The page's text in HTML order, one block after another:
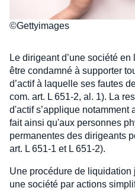
©Gettyimages
Le dirigeant d’une société
être condamné à supporter
d’actif à laquelle ses fautes
com. art. L 651-2, al. 1). La
d'actif s’applique notamment
fait ainsi qu'aux personnes
permanentes des dirigeants
art. L 651-1 et L 651-2).
Une procédure de
une société par actions